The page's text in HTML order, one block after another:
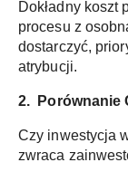
Dokładny koszt
procesu z
dostarczyć,
atrybucji.
2. Porównanie
Czy inwestycja
zwraca